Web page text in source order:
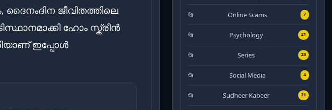
ദൈനംദിന ജീവിതത്തിലെ
ഹോം സ്ക്രീൻ
ഇപ്പോൾ
Online Scams 7
Psychology 21
Series 23
Social Media 4
Sudheer Kabeer 21